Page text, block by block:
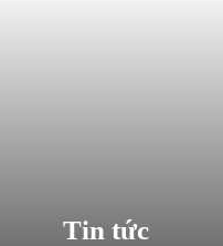
Tin tức